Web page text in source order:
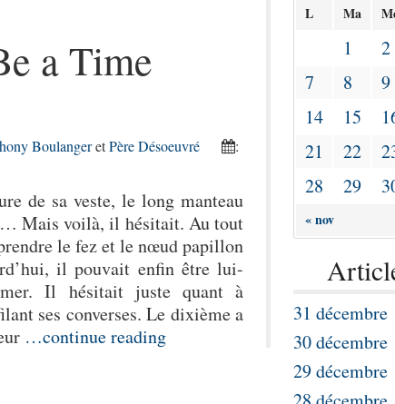
a Time
BoulangeretPère Désoeuvré
:
de sa veste, le long manteau
Mais voilà, il hésitait. Au tout
le fez et le nœud papillon
il pouvait enfin être lui-
Il hésitait juste quant à
ses converses. Le dixième a
…continue reading
L Ma
« nov
1 2
7
8 9
14
15
21
22
28
29
31 décembre
30 décembre
29 décembre